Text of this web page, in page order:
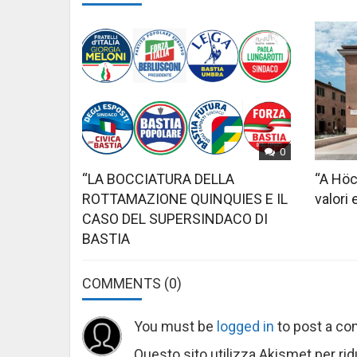
0
“LA BOCCIATURA DELLA
ROTTAMAZIONE QUINQUIES E IL
CASO DEL SUPERSINDACO DI
BASTIA
“A
valori
COMMENTS (0)
You must be logged in to post a